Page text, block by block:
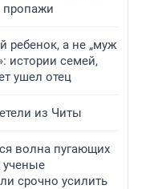
пропажи
ребенок, а не „муж
истории семей,
ушел отец
из Читы
волна пугающих
ученые
срочно усилить